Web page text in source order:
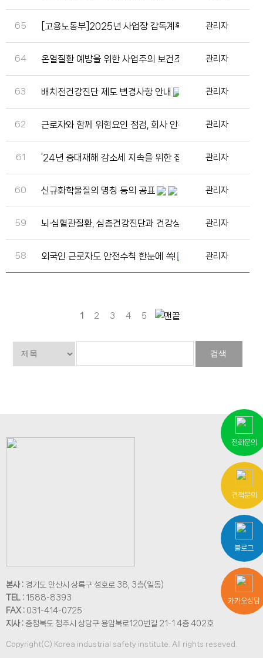
65 [고용노동부]2025년 사업장 감독계획 발표 관리자
64 온열질환 예방을 위한 사업주의 보건조치 사항을 정한 입법
관리자
63 배치전건강진단 제도 변경사항 안내 관리자
62 근로자와 함께 위험요인 점검, 회사 안전수준 향상
관리자
61 ’24년 중대재해 감소세 지속을 위한 집중 점검관리자
60 신규화학물질의 명칭 등의 공표 관리자
59 뇌·심혈관질환, 심층건강진단과 건강상담을 지원받아 예방
관리자
58 외국인 근로자도 안전수칙 한눈에 쏙! 관리자
1 2 3 4 5
전화문의
견적문의
블로그
카카오상담
본사 : 경기도 안산시 상록구 성호로 38, 3층(일동)
TEL : 1588-8393
FAX : 031-414-0725
지사 : 충청북도 청주시 상당구 용암북로120번길 21-1 4층 402호
Copyright(C) Korea industrial safety institute. All rights reseved.